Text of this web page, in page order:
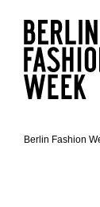
Berlin Fashion